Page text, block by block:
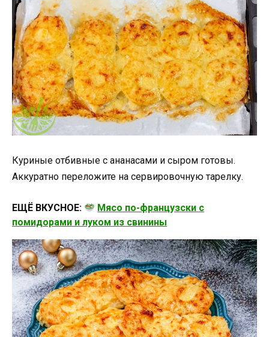
Куриные отбивные с ананасами и сыром готовы.
Аккуратно переложите на сервировочную тарелку.
ЕЩЁ ВКУСНОЕ:
Мясо по-французски с
помидорами и луком из свинины